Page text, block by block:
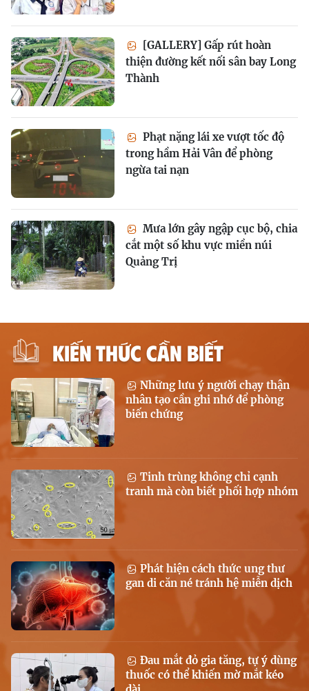
[GALLERY] Gấp rút hoàn
thiện đường kết nối sân bay Long
Thành
Phạt nặng lái xe vượt tốc độ
trong hầm Hải Vân để phòng
ngừa tai nạn
Mưa lớn gây ngập cục bộ, chia
cắt một số khu vực miền núi
Quảng Trị
KIẾN THỨC CẦN BIẾT
Những lưu ý người chạy thận
nhân tạo cần ghi nhớ để phòng
biến chứng
Tinh trùng không chỉ cạnh
tranh mà còn biết phối hợp nhóm
Phát hiện cách thức ung thư
gan di căn né tránh hệ miễn dịch
Đau mắt đỏ gia tăng, tự ý dùng
thuốc có thể khiến mờ mắt kéo